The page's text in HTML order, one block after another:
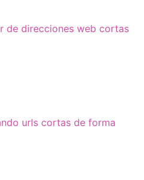
de direcciones web cortas
urls cortas de forma